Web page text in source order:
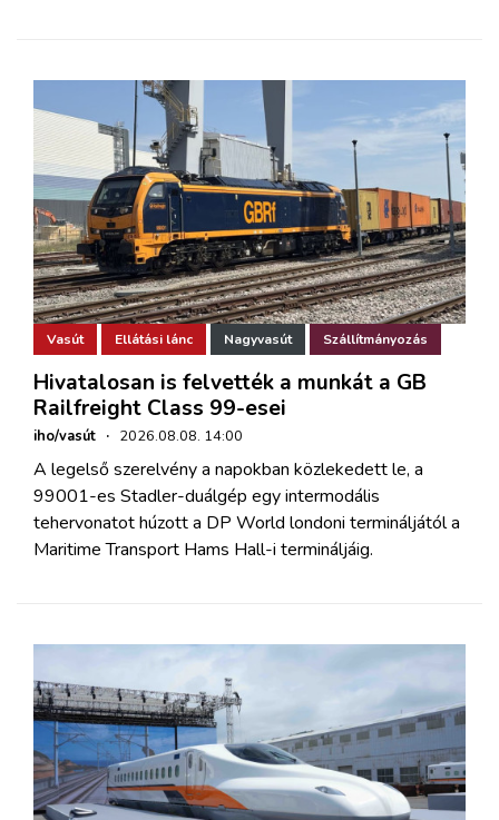
Vasút Ellátási lánc Nagyvasút Szállítmányozás
Hivatalosan is felvették a munkát a GB
Railfreight Class 99-esei
iho/vasút · 2026.08.08. 14:00
A legelső szerelvény a napokban közlekedett le, a
99001-es Stadler-duálgép egy intermodális
tehervonatot húzott a DP World londoni termináljától a
Maritime Transport Hams Hall-i termináljáig.